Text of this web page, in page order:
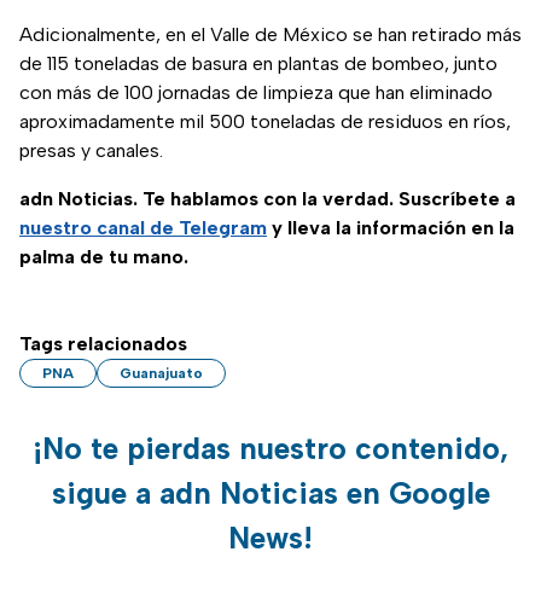
Adicionalmente, en el Valle de México se han retirado más
de 115 toneladas de basura en plantas de bombeo, junto
con más de 100 jornadas de limpieza que han eliminado
aproximadamente mil 500 toneladas de residuos en ríos,
presas y canales.
adn Noticias. Te hablamos con la verdad. Suscríbete a
nuestro canal de Telegram y lleva la información en la
palma de tu mano.
Tags relacionados
PNA Guanajuato
¡No te pierdas nuestro contenido,
sigue a adn Noticias en Google
News!